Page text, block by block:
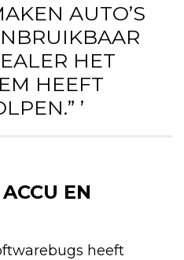
AUTO’S
HET
HEEFT
’
EN
heeft